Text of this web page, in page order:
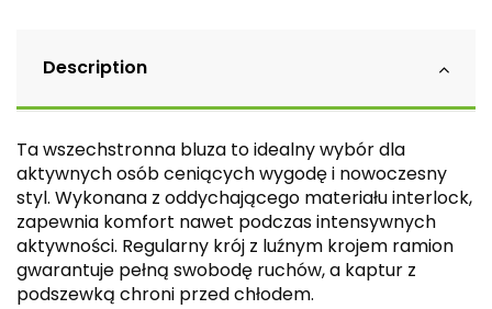
Description
Ta wszechstronna bluza to idealny wybór dla
aktywnych osób ceniących wygodę i nowoczesny
styl. Wykonana z oddychającego materiału interlock,
zapewnia komfort nawet podczas intensywnych
aktywności. Regularny krój z luźnym krojem ramion
gwarantuje pełną swobodę ruchów, a kaptur z
podszewką chroni przed chłodem.